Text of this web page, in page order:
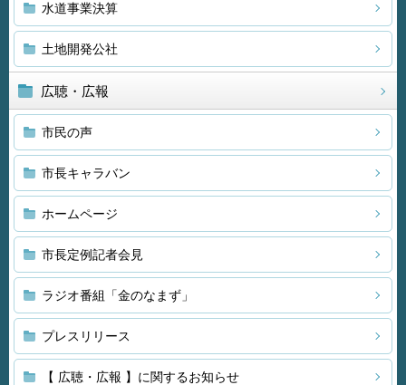
水道事業決算
土地開発公社
広聴・広報
市民の声
市長キャラバン
ホームページ
市長定例記者会見
ラジオ番組「金のなまず」
プレスリリース
【 広聴・広報 】に関するお知らせ